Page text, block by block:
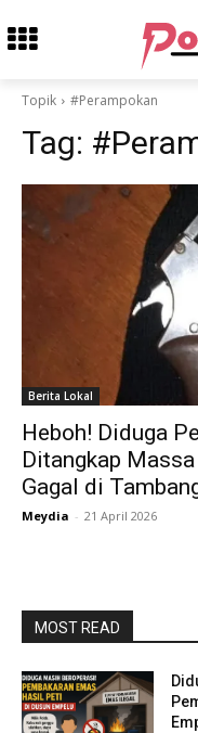
Topik #Perampokan
Tag:
Berita Lokal
Heboh! Diduga
Ditangkap
Gagal di
Meydia - 21 April 2026
MOST READ